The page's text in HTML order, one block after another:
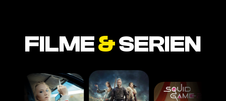
FILME&SERIEN